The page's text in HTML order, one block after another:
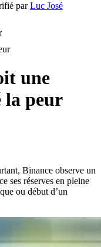
parLuc José
une
la peur
Binance observe un
ses réserves en pleine
ou début d’un